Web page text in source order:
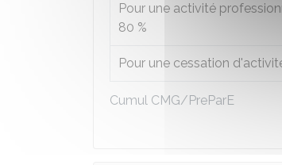
Cumul CMG/PreParE
Pour une activité
80 %
Pour une cessation